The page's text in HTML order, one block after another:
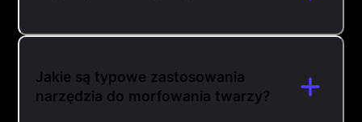
Jakie są typowe zastosowania
narzędzia do morfowania twarzy?